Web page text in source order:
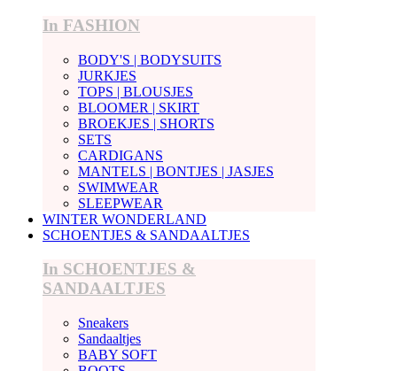
In FASHION
BODY'S | BODYSUITS
JURKJES
TOPS | BLOUSJES
BLOOMER | SKIRT
BROEKJES | SHORTS
SETS
CARDIGANS
MANTELS | BONTJES | JASJES
SWIMWEAR
SLEEPWEAR
WINTER WONDERLAND
SCHOENTJES & SANDAALTJES
In SCHOENTJES &
SANDAALTJES
Sneakers
Sandaaltjes
BABY SOFT